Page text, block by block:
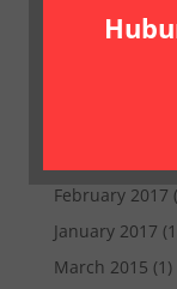
June 2020
(1)
February 2017
January 2017
March 2015 (1)